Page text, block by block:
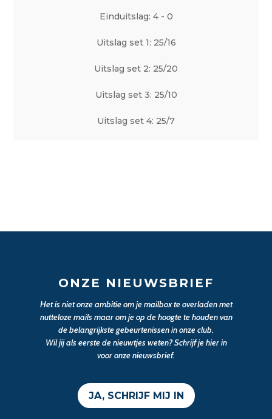
Einduitslag: 4 - 0
Uitslag set 1: 25/16
Uitslag set 2: 25/20
Uitslag set 3: 25/10
Uitslag set 4: 25/7
ONZE NIEUWSBRIEF
Het is niet onze ambitie om je mailbox te overladen met
nutteloze mails maar om je op de hoogte te houden van
de belangrijkste gebeurtenissen in onze club.
Wil jij als eerste de nieuwtjes weten? Schrijf je hier in
voor onze nieuwsbrief.
JA, SCHRIJF MIJ IN